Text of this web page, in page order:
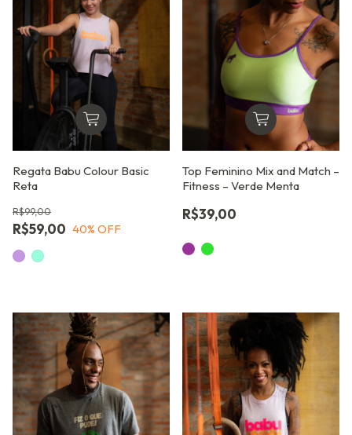
Regata Babu Colour Basic
Reta
R$59,00
R$99,00
40% OFF
Top Feminino Mix and Match –
Fitness – Verde Menta
R$39,00